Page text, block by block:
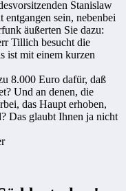
Stanislaw
sein, nebenbei
äußerten Sie dazu:
Tillich besucht die
ist mit einem kurzen
8.000 Euro dafür, daß
Und an denen, die
das Haupt erhoben,
Das glaubt Ihnen ja nicht